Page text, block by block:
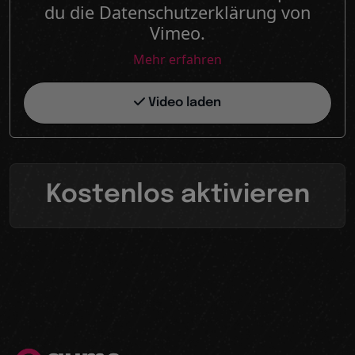
du die Datenschutzerklärung von
Vimeo.
Mehr erfahren
Video laden
Kostenlos aktivieren